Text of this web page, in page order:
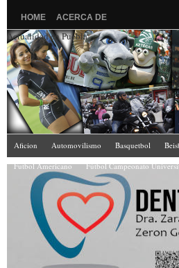
HOME ACERCA DE
Actualidad en Puebla
Aficion Automovilismo Basquetbol
Futbol Americano
Fútbol Campeonato